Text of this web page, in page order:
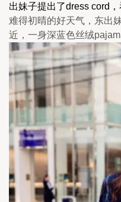
出妹子提出了dress cord
难得初晴的好天气，东出
近，一身深蓝色丝绒